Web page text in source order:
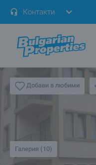
Контакти
Добави в любими
Галерия (10)